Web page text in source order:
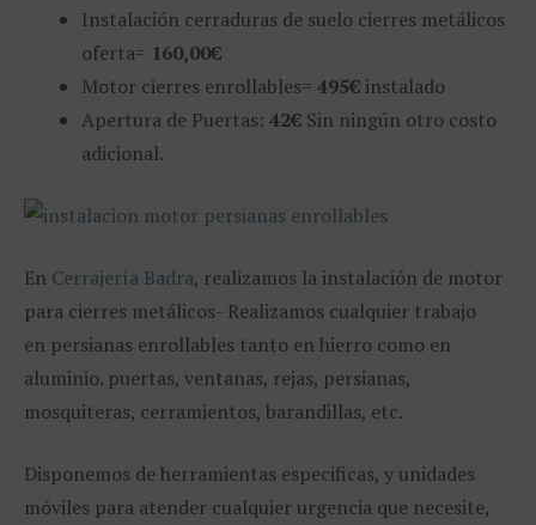
Instalación cerraduras de suelo cierres metálicos
oferta= 160,00€
Motor cierres enrollables= 495€ instalado
Apertura de Puertas: 42€ Sin ningún otro costo
adicional.
En Cerrajería Badra, realizamos la instalación de motor
para cierres metálicos- Realizamos cualquier trabajo
en persianas enrollables tanto en hierro como en
aluminio. puertas, ventanas, rejas, persianas,
mosquiteras, cerramientos, barandillas, etc.
Disponemos de herramientas especificas, y unidades
móviles para atender cualquier urgencia que necesite,